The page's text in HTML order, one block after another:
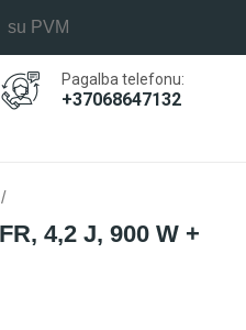
su PVM
Pagalba telefonu:
+37068647132
4,2 J, 900 W +